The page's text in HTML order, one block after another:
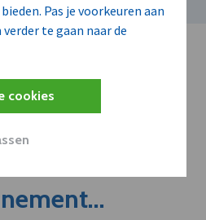
Pas je voorkeuren aan
te gaan naar de
cookies